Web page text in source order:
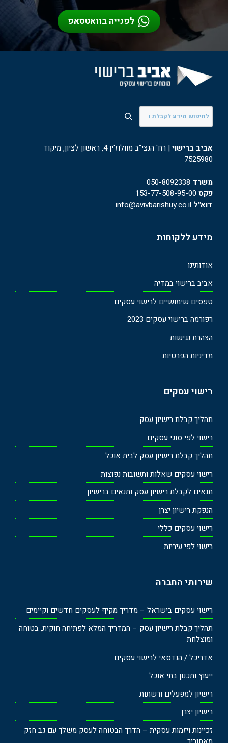
לפנייה בוואטסאפ
חיפוש
אביב ברישוי
| רח' הנצי"ב מוולוז'ין 4, ראשון לציון, מיקוד
7525980
משרד 050-8092338
פקס
דוא"ל
מידע ללקוחות
אודותינו
אביב ברישוי במדיה
טפסים שימושיים לרישוי עסקים
רפורמה ברישוי עסקים 2023
הצהרת נגישות
מדיניות הפרטיות
רישוי עסקים
תהליך קבלת רישיון עסק
רישוי לפי סוגי עסקים
תהליך קבלת רישיון עסק לבית אוכל
רישוי עסקים שאלות ותשובות נפוצות
תנאים לקבלת רישיון עסק ותנאים ברישיון
הנפקת רישיון יצרן
רישוי עסקים כללי
רישוי לפי עיריות
שירותי החברה
רישוי עסקים בישראל – מדריך מקיף לעסקים חדשים וקיימים
תהליך קבלת רישיון עסק – המדריך המלא לפתיחה חוקית, בטוחה
ומוצלחת
אדריכל / הנדסאי לרישוי עסקים
ייעוץ ותכנון בתי אוכל
רישיון למפעלים ורשתות
רישיון יצרן
זכיינות ויזמות עסקית – הדרך הבטוחה לעסק משלך עם גב חזק